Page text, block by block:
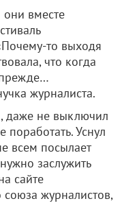
вместе
то выходя
что когда
журналиста.
даже не выключил
Уснул
всем посылает
заслужить
сайте
союза журналистов,